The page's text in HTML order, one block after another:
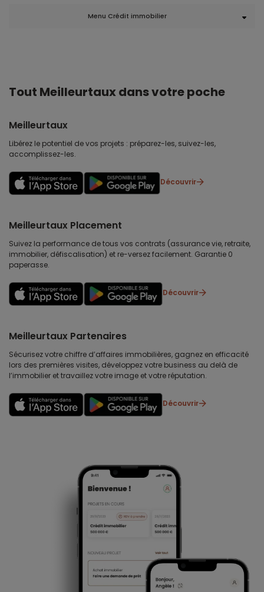
Menu Crédit immobilier
Tout Meilleurtaux dans votre poche
Meilleurtaux
Libérez le potentiel de vos projets : préparez-les, suivez-les,
accomplissez-les.
Découvrir
Meilleurtaux Placement
Suivez la performance de tous vos contrats (assurance vie, retraite,
immobilier, défiscalisation) et re-versez facilement. Garantie 0
paperasse.
Découvrir
Meilleurtaux Partenaires
Sécurisez votre chiffre d’affaires immobilières, gagnez en efficacité
lors des premières visites, développez votre business au delà de
l’immobilier et travaillez votre image et votre réputation.
Découvrir